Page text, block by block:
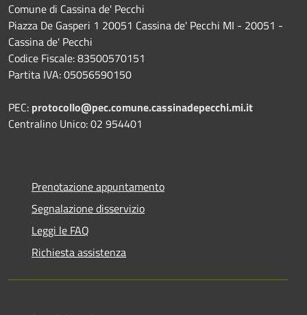
Comune di Cassina de' Pecchi
Piazza De Gasperi 1 20051 Cassina de' Pecchi MI - 20051 -
Cassina de' Pecchi
Codice Fiscale: 83500570151
Partita IVA: 05056590150
PEC: protocollo@pec.comune.cassinadepecchi.mi.it
Centralino Unico: 02 954401
Prenotazione appuntamento
Segnalazione disservizio
Leggi le FAQ
Richiesta assistenza